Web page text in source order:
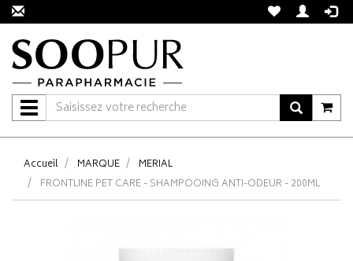
Navigation
Accueil MARQUE
MERIAL
FRONTLINE PET CARE - SHAMPOOING ANTI-ODEUR - 200ML